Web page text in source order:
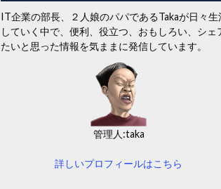
IT企業の部長、２人娘のパパであるTakaが日々生
していく中で、便利、役立つ、おもしろい、シェ
たいと思った情報を気ままに発信しています。
管理人:taka
詳しいプロフィールはこちら